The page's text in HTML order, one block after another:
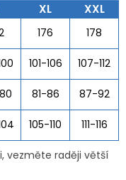
XL XXL
176
178
101-106
107-112
81-86
87-92
105-110 111-116
vezměte raději větší